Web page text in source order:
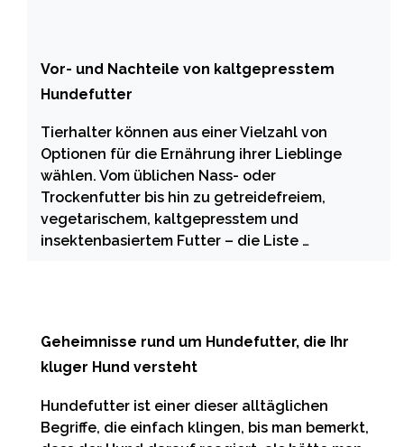
Vor- und Nachteile von kaltgepresstem
Hundefutter
Tierhalter können aus einer Vielzahl von
Optionen für die Ernährung ihrer Lieblinge
wählen. Vom üblichen Nass- oder
Trockenfutter bis hin zu getreidefreiem,
vegetarischem, kaltgepresstem und
insektenbasiertem Futter – die Liste …
Geheimnisse rund um Hundefutter, die Ihr
kluger Hund versteht
Hundefutter ist einer dieser alltäglichen
Begriffe, die einfach klingen, bis man bemerkt,